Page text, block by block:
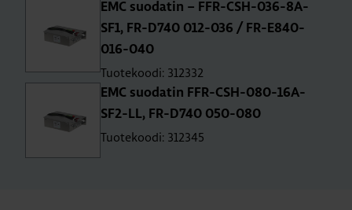
EMC suodatin – FFR-CSH-036-8A-
SF1, FR-D740 012-036 / FR-E840-
016-040
Tuotekoodi: 312332
EMC suodatin FFR-CSH-080-16A-
SF2-LL, FR-D740 050-080
Tuotekoodi: 312345